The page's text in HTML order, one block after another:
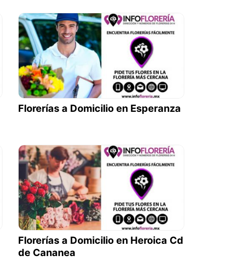
Florerías a Domicilio en Esperanza
Florerías a Domicilio en Heroica Cd
de Cananea